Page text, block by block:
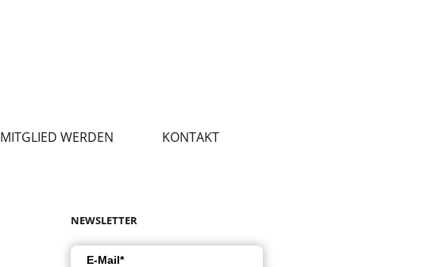
MITGLIED WERDEN KONTAKT
NEWSLETTER
E-Mail*